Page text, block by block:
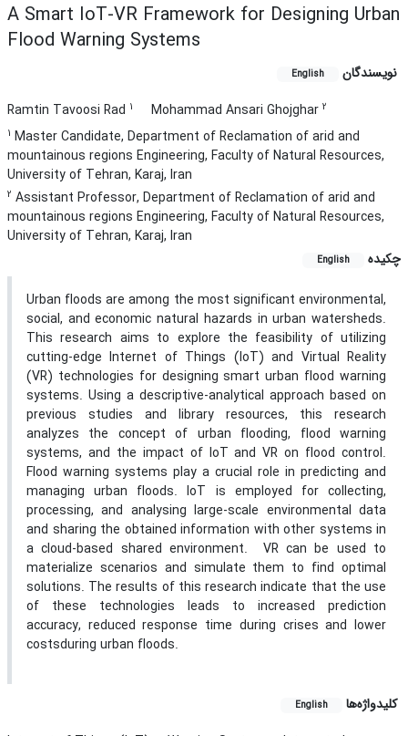
A Smart IoT-VR Framework for Designing Urban
Flood Warning Systems
نویسندگان English
Ramtin Tavoosi Rad 1 Mohammad Ansari Ghojghar 2
1 Master Candidate, Department of Reclamation of arid and
mountainous regions Engineering, Faculty of Natural Resources,
University of Tehran, Karaj, Iran
2 Assistant Professor, Department of Reclamation of arid and
mountainous regions Engineering, Faculty of Natural Resources,
University of Tehran, Karaj, Iran
چکیده
English
Urban floods are among the most significant environmental,
social, and economic natural hazards in urban watersheds.
This research aims to explore the feasibility of utilizing
cutting-edge Internet of Things (IoT) and Virtual Reality
(VR) technologies for designing smart urban flood warning
systems. Using a descriptive-analytical approach based on
previous studies and library resources, this research
analyzes the concept of urban flooding, flood warning
systems, and the impact of IoT and VR on flood control.
Flood warning systems play a crucial role in predicting and
managing urban floods. IoT is employed for collecting,
processing, and analysing large-scale environmental data
and sharing the obtained information with other systems in
a cloud-based shared environment. VR can be used to
materialize scenarios and simulate them to find optimal
solutions. The results of this research indicate that the use
of these technologies leads to increased prediction
accuracy, reduced response time during crises and lower
costsduring urban floods.
کلیدواژه‌ها English